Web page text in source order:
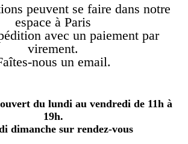
EN
peuvent se faire dans notre
espace à Paris
avec un paiement par
virement.
nous un email.
du lundi au vendredi de 11h à
19h.
dimanche sur rendez-vous